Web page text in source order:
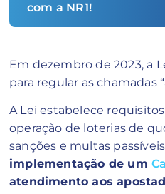
com a NR1!
Em dezembro de 2023, a
para regular as chamadas
A Lei estabelece
operação de loterias de
sanções e multas
implementação de um
atendimento aos